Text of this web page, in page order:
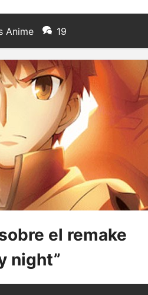
Anime 19
el remake
night”